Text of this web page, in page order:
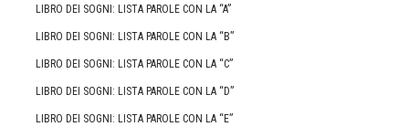
LIBRO DEI SOGNI: LISTA PAROLE CON LA “A”
LIBRO DEI SOGNI: LISTA PAROLE CON LA “B”
LIBRO DEI SOGNI: LISTA PAROLE CON LA “C”
LIBRO DEI SOGNI: LISTA PAROLE CON LA “D”
LIBRO DEI SOGNI: LISTA PAROLE CON LA “E”